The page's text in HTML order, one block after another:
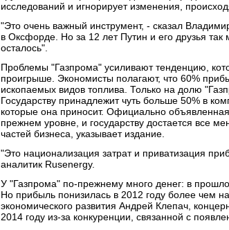
исследований и игнорирует изменения,
"Это очень важный инструмент, - сказал
в Оксфорде. Но за 12 лет Путин и его друзья так
осталось".
Проблемы "Газпрома" усиливают тенденцию,
проигрыше. Экономисты полагают, что 60%
ископаемых видов топлива. Только на долю
Государству принадлежит чуть больше 50% в
которые она приносит. Официально
прежнем уровне, и государству достается все
частей бизнеса, указывает издание.
"Это национализация затрат и приватизация
аналитик Rusenergy.
У "Газпрома" по-прежнему много денег: в
Но прибыль понизилась в 2012 году более чем
экономического развития Андрей Клепач,
2014 году из-за конкуренции, связанной с